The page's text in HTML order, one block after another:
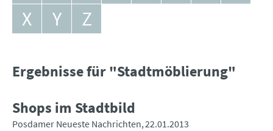
X
Y Z
Ergebnisse für "Stadtmöblierung"
Shops im Stadtbild
Posdamer Neueste Nachrichten 22.01.2013